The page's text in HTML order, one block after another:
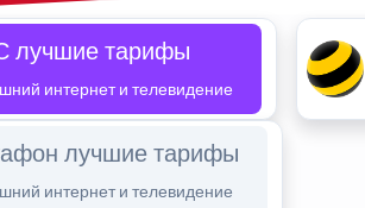
лучшие тарифы
интернет и телевидение
лучшие тарифы
интернет и телевидение